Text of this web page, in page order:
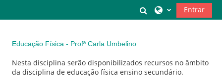
Alternar aEntrar
Educação Física - Profª Carla Umbelino
Nesta disciplina serão disponibilizados recursos no âmbito
da disciplina de educação física ensino secundário.